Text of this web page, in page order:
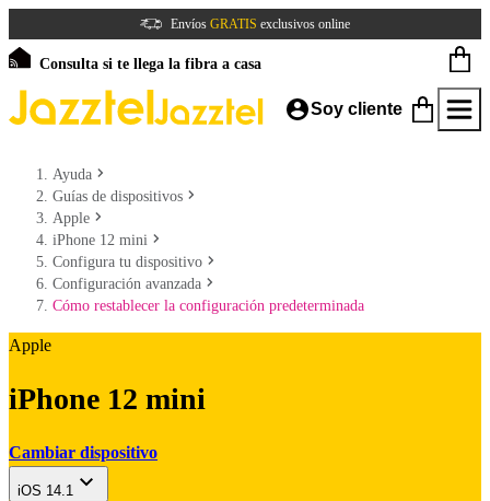
Envíos GRATIS exclusivos online
Consulta si te llega la fibra a casa
Soy cliente
Ayuda
Guías de dispositivos
Apple
iPhone 12 mini
Configura tu dispositivo
Configuración avanzada
Cómo restablecer la configuración predeterminada
Apple
iPhone 12 mini
Cambiar dispositivo
iOS 14.1